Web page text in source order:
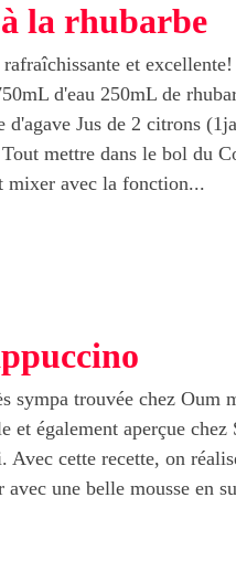
la rhubarbe
et
d'eau 250mL de
d'agave Jus de 2 citrons
mettre dans le bol du
mixer avec la fonction...
sympa trouvée chez Oum
et également aperçue
cette recette, on
une belle mousse en